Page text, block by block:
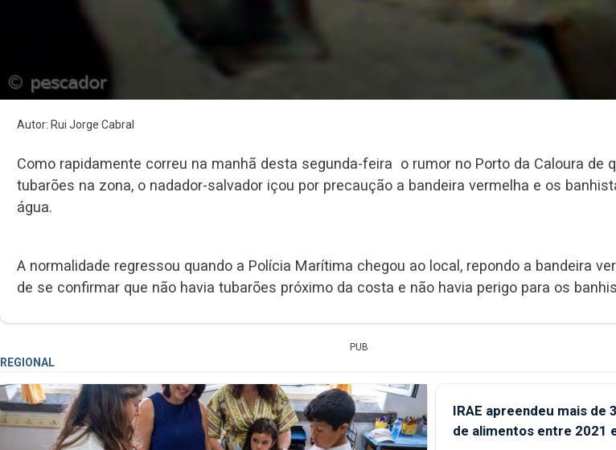
90%Autor: Rui Jorge Cabral
Como rapidamente correu na manhã desta segunda-feira o rumor no Porto da Caloura de
tubarões na zona, o nadador-salvador içou por precaução a bandeira vermelha e os
água.
A normalidade regressou quando a Polícia Marítima chegou ao local, repondo a bandeira
de se confirmar que não havia tubarões próximo da costa e não havia perigo para os
PUB
REGIONAL
IRAE apreendeu mais de
de alimentos entre 2021